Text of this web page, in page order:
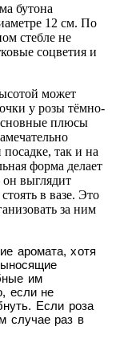
бутона
12 см. По
стебле не
соцветия и
может
у розы тёмно-
плюсы
так и на
форма делает
он выглядит
в вазе. Это
за ним
аромата, хотя
им
если не
Если роза
случае раз в